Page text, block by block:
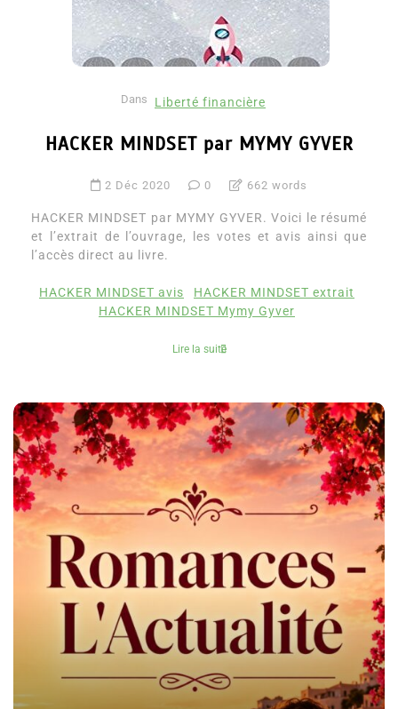
Dans Liberté financière
HACKER MINDSET par MYMY GYVER
2 Déc 2020 0 662 words
HACKER MINDSET par MYMY GYVER. Voici le résumé
et l’extrait de l’ouvrage, les votes et avis ainsi que
l’accès direct au livre.
HACKER MINDSET avis
HACKER MINDSET extrait
HACKER MINDSET Mymy Gyver
Lire la suite